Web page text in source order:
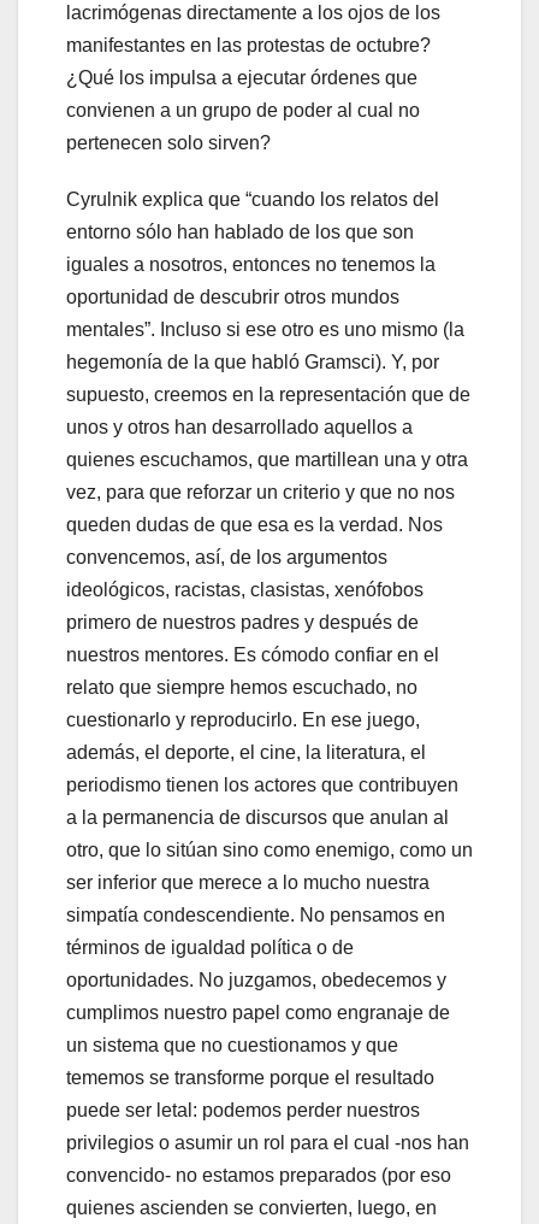
lacrimógenas directamente a los ojos de los
manifestantes en las protestas de octubre?
¿Qué los impulsa a ejecutar órdenes que
convienen a un grupo de poder al cual no
pertenecen solo sirven?
Cyrulnik explica que “cuando los relatos del
entorno sólo han hablado de los que son
iguales a nosotros, entonces no tenemos la
oportunidad de descubrir otros mundos
mentales”. Incluso si ese otro es uno mismo (la
hegemonía de la que habló Gramsci). Y, por
supuesto, creemos en la representación que de
unos y otros han desarrollado aquellos a
quienes escuchamos, que martillean una y otra
vez, para que reforzar un criterio y que no nos
queden dudas de que esa es la verdad. Nos
convencemos, así, de los argumentos
ideológicos, racistas, clasistas, xenófobos
primero de nuestros padres y después de
nuestros mentores. Es cómodo confiar en el
relato que siempre hemos escuchado, no
cuestionarlo y reproducirlo. En ese juego,
además, el deporte, el cine, la literatura, el
periodismo tienen los actores que contribuyen
a la permanencia de discursos que anulan al
otro, que lo sitúan sino como enemigo, como un
ser inferior que merece a lo mucho nuestra
simpatía condescendiente. No pensamos en
términos de igualdad política o de
oportunidades. No juzgamos, obedecemos y
cumplimos nuestro papel como engranaje de
un sistema que no cuestionamos y que
tememos se transforme porque el resultado
puede ser letal: podemos perder nuestros
privilegios o asumir un rol para el cual -nos han
convencido- no estamos preparados (por eso
quienes ascienden se convierten, luego, en